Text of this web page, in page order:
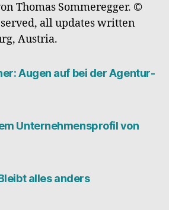
Thomas Sommeregger. ©
all updates written
Austria.
Augen auf bei der Agentur-
Unternehmensprofil von
alles anders